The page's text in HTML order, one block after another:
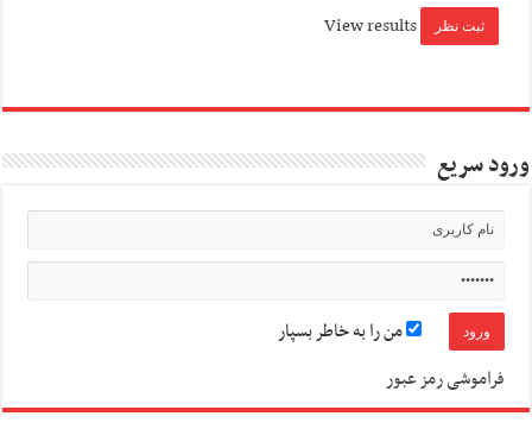
View results
ورود سریع
من را به خاطر بسپار
فراموشی رمز عبور